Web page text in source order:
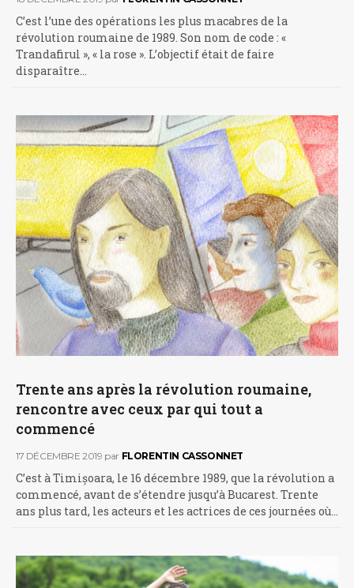
C’est l’une des opérations les plus macabres de la
révolution roumaine de 1989. Son nom de code : «
Trandafirul », « la rose ». L’objectif était de faire
disparaître…
Trente ans après la révolution roumaine,
rencontre avec ceux par qui tout a
commencé
17 DÉCEMBRE 2019 par FLORENTIN CASSONNET
C’est à Timișoara, le 16 décembre 1989, que la révolution a
commencé, avant de s’étendre jusqu’à Bucarest. Trente
ans plus tard, les acteurs et les actrices de ces journées où…